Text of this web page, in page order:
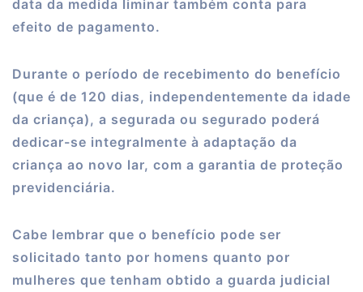
data da medida liminar também conta para
efeito de pagamento.
Durante o período de recebimento do benefício
(que é de 120 dias, independentemente da idade
da criança), a segurada ou segurado poderá
dedicar-se integralmente à adaptação da
criança ao novo lar, com a garantia de proteção
previdenciária.
Cabe lembrar que o benefício pode ser
solicitado tanto por homens quanto por
mulheres que tenham obtido a guarda judicial